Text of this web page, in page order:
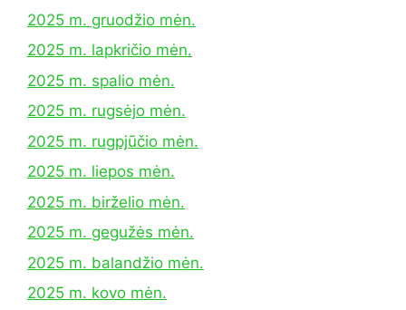
2025 m. gruodžio mėn.
2025 m. lapkričio mėn.
2025 m. spalio mėn.
2025 m. rugsėjo mėn.
2025 m. rugpjūčio mėn.
2025 m. liepos mėn.
2025 m. birželio mėn.
2025 m. gegužės mėn.
2025 m. balandžio mėn.
2025 m. kovo mėn.